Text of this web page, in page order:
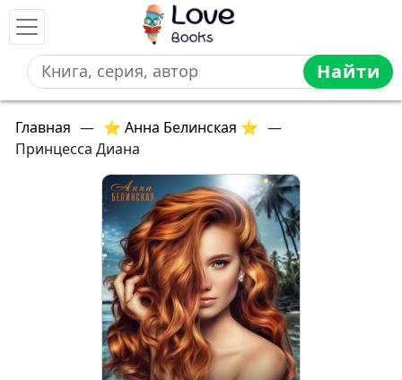
Найти
Главная — ⭐ Анна Белинская ⭐ —
Принцесса Диана